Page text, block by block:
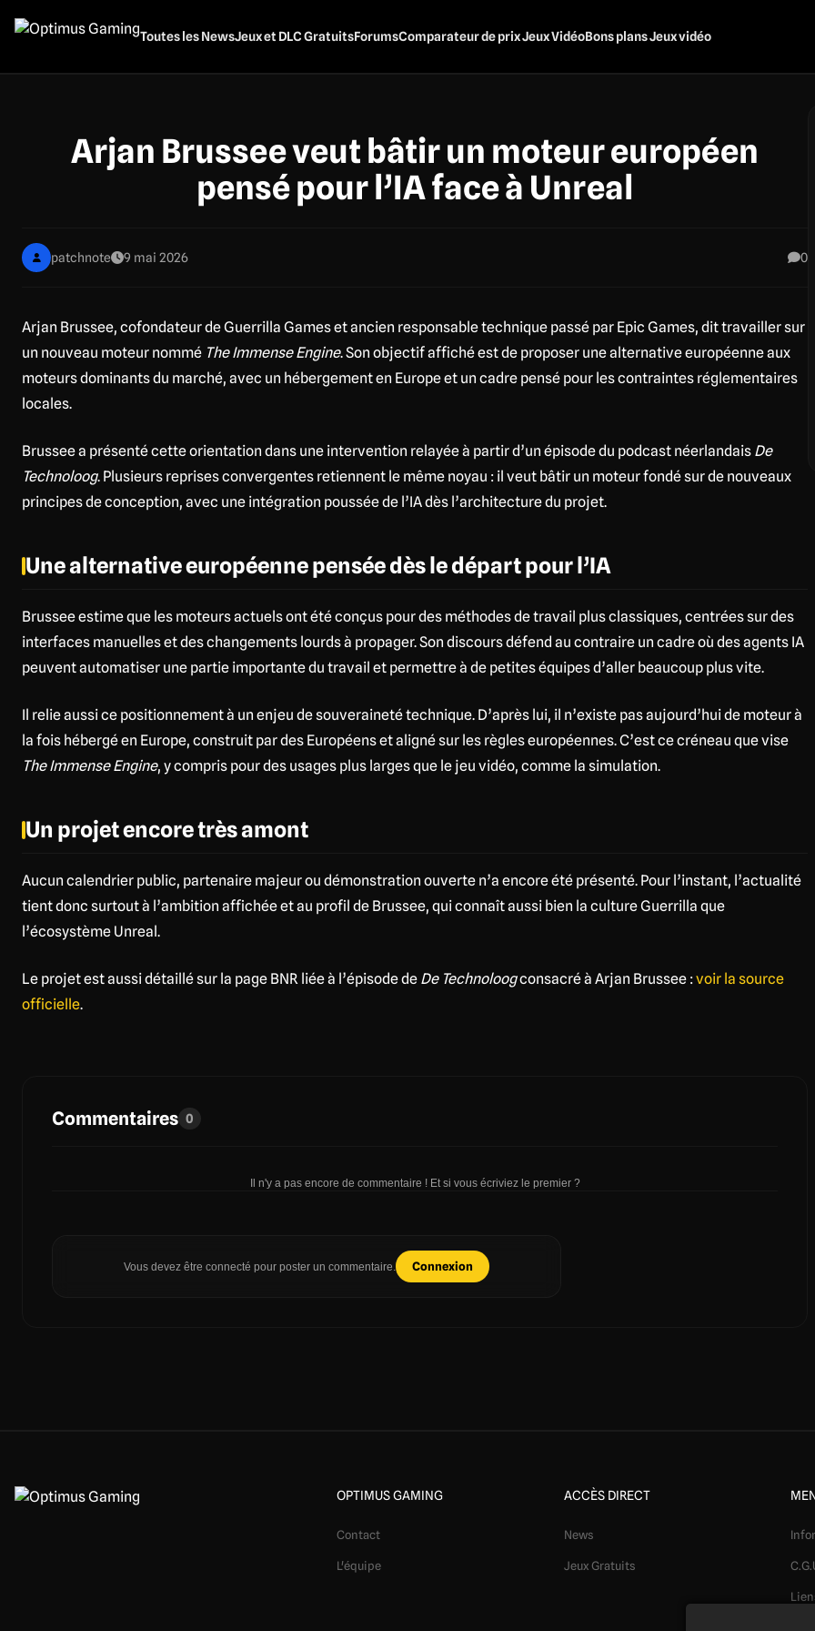
au
principal
Toutes les NewsJeux et DLC GratuitsForumsComparateur de prix Jeux VidéoBons plans Jeux vidéo
Arjan Brussee veut bâtir un moteur européen
pensé pour l’IA face à Unreal
patchnote 9 mai 2026 0
Arjan Brussee, cofondateur de Guerrilla Games et ancien responsable technique passé par Epic Games, dit travailler sur
un nouveau moteur nommé The Immense Engine. Son objectif affiché est de proposer une alternative européenne aux
moteurs dominants du marché, avec un hébergement en Europe et un cadre pensé pour les contraintes réglementaires
locales.
Brussee a présenté cette orientation dans une intervention relayée à partir d’un épisode du podcast néerlandais De
Technoloog. Plusieurs reprises convergentes retiennent le même noyau : il veut bâtir un moteur fondé sur de nouveaux
principes de conception, avec une intégration poussée de l’IA dès l’architecture du projet.
Une alternative européenne pensée dès le départ pour l’IA
Brussee estime que les moteurs actuels ont été conçus pour des méthodes de travail plus classiques, centrées sur des
interfaces manuelles et des changements lourds à propager. Son discours défend au contraire un cadre où des agents IA
peuvent automatiser une partie importante du travail et permettre à de petites équipes d’aller beaucoup plus vite.
Il relie aussi ce positionnement à un enjeu de souveraineté technique. D’après lui, il n’existe pas aujourd’hui de moteur à
la fois hébergé en Europe, construit par des Européens et aligné sur les règles européennes. C’est ce créneau que vise
The Immense Engine, y compris pour des usages plus larges que le jeu vidéo, comme la simulation.
Un projet encore très amont
Aucun calendrier public, partenaire majeur ou démonstration ouverte n’a encore été présenté. Pour l’instant, l’actualité
tient donc surtout à l’ambition affichée et au profil de Brussee, qui connaît aussi bien la culture Guerrilla que
l’écosystème Unreal.
Le projet est aussi détaillé sur la page BNR liée à l’épisode de De Technoloogconsacré à Arjan Brussee :voir la source
officielle.
Commentaires 0
Il n'y a pas encore de commentaire ! Et si vous écriviez le premier ?
Vous devez être connecté pour poster un commentaire. Connexion
OPTIMUS GAMING
Contact
L'équipe
ACCÈS DIRECT
News
Jeux Gratuits